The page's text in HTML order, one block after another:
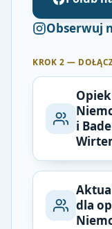
Obserwuj
KROK 2 —
i
dla